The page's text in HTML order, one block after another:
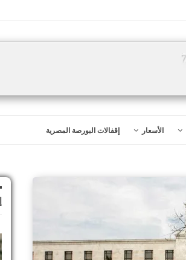
الأسعار إقفالات البورصة المصرية